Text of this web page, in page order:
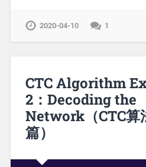
2020-04-10 1
CTC Algorithm
2：Decoding the
Network（CTC算
篇）